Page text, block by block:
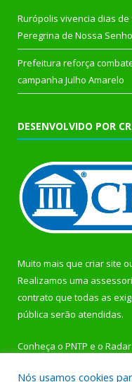
Rurópolis vivencia dias
Peregrina de Nossa
Prefeitura reforça
campanha Julho Amarelo
DESENVOLVIDO POR
Muito mais que criar site
Realizamos uma
contrato que todas as
pública serão atendidas.
Conheça o PNTP e o
Nós usamos cookies